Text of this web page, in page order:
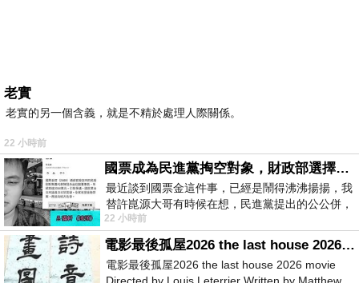
老實
老實的另一個含義，就是不精於處理人際關係。
22 小時前
國票成為民進黨掏空對象，財政部選擇性失憶
最近談到國票金這件事，已經是鬧得沸沸揚揚，我
替許崑源大哥有時候在想，民進黨提出的公公併，
其實就是想要國庫通黨庫，鬧出最大的醜
22 小時前
電影最後孤屋2026 the last house 2026 movie
電影最後孤屋2026 the last house 2026 movie